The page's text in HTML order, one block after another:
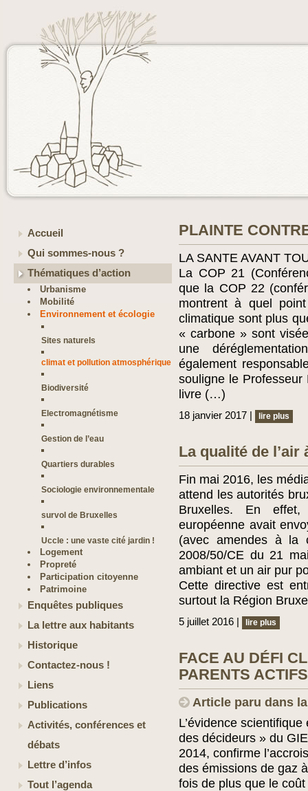
Accueil
Qui sommes-nous ?
Thématiques d’action
Urbanisme
Mobilité
Environnement et écologie
Sites naturels
climat et pollution atmosphérique
Biodiversité
Electromagnétisme
Gestion de l’eau
Quartiers durables
Sociologie environnementale
survol de Bruxelles
Uccle : une vaste cité jardin !
Logement
Propreté
Participation citoyenne
Patrimoine
Enquêtes publiques
La lettre aux habitants
Historique
Contactez-nous !
Liens
Publications
Activités, conférences et
débats
Lettre d’infos
Tout l’agenda
PLAINTE
LA SANTE AVANT
La COP 21
que la COP 22
montrent à quel
climatique sont plus
« carbone » sont
une
également
souligne le Professeur
livre (…)
18 janvier 2017 | lire plus
La qualité de
Fin mai 2016, les
attend les autorités
Bruxelles. En
européenne avait
(avec amendes à la
2008/50/CE du 21
ambiant et un air pur
Cette directive est
surtout la Région
5 juillet 2016 | lire plus
FACE AU DÉFI
PARENTS ACTIFS
Article paru dans
L’évidence
des décideurs » du
2014, confirme
des émissions de gaz
fois de plus que le